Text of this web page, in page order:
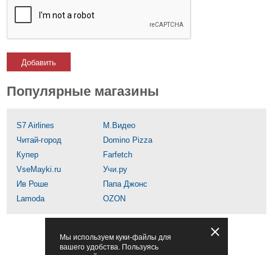
Добавить
Популярные магазины
S7 Airlines
М.Видео
Читай-город
Domino Pizza
Купер
Farfetch
VseMayki.ru
Учи.ру
Ив Роше
Папа Джонс
Lamoda
OZON
Мы используем куки-файлы для
вашего удобства. Пользуясь